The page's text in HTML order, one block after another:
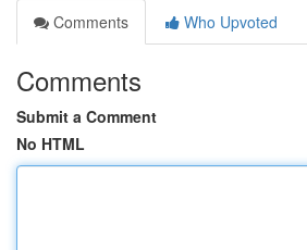
Comments
Who Upvoted
Comments
Submit a Comment
No HTML